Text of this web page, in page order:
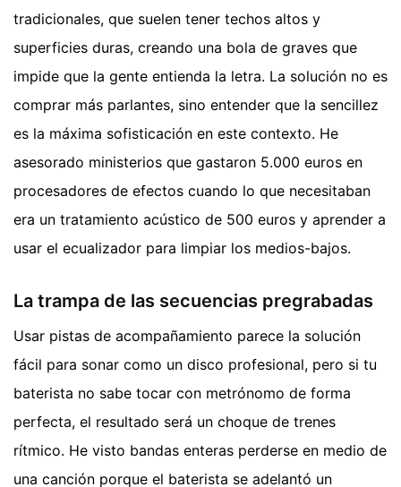
tradicionales, que suelen tener techos altos y
superficies duras, creando una bola de graves que
impide que la gente entienda la letra. La solución no es
comprar más parlantes, sino entender que la sencillez
es la máxima sofisticación en este contexto. He
asesorado ministerios que gastaron 5.000 euros en
procesadores de efectos cuando lo que necesitaban
era un tratamiento acústico de 500 euros y aprender a
usar el ecualizador para limpiar los medios-bajos.
La trampa de las secuencias pregrabadas
Usar pistas de acompañamiento parece la solución
fácil para sonar como un disco profesional, pero si tu
baterista no sabe tocar con metrónomo de forma
perfecta, el resultado será un choque de trenes
rítmico. He visto bandas enteras perderse en medio de
una canción porque el baterista se adelantó un